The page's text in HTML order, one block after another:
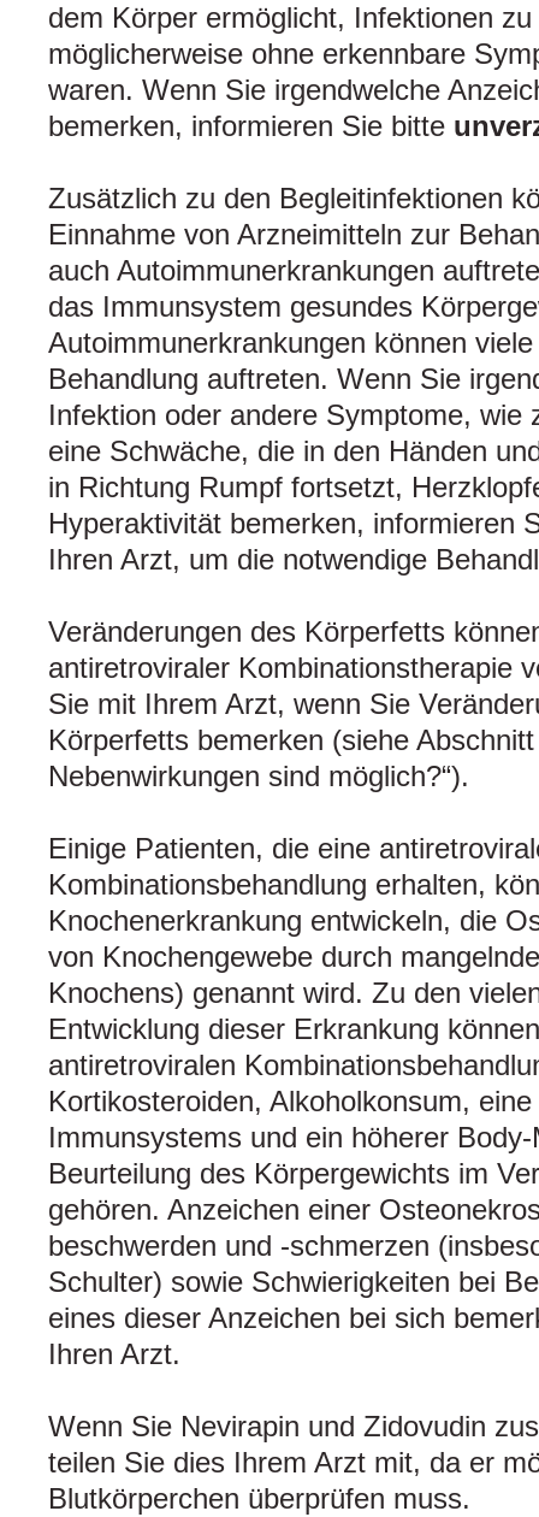
dem Körper ermöglicht, Infektionen
möglicherweise ohne erkennbare
waren. Wenn Sie irgendwelche
bemerken, informieren Sie bitte
Zusätzlich zu den Begleitinfektionen
Einnahme von Arzneimitteln zur
auch Autoimmunerkrankungen
das Immunsystem gesundes
Autoimmunerkrankungen können
Behandlung auftreten. Wenn Sie
Infektion oder andere Symptome, wie
eine Schwäche, die in den Händen
in Richtung Rumpf fortsetzt,
Hyperaktivität bemerken, informieren
Ihren Arzt, um die notwendige
Veränderungen des Körperfetts
antiretroviraler Kombinationstherapie
Sie mit Ihrem Arzt, wenn Sie
Körperfetts bemerken (siehe
Nebenwirkungen sind möglich?“).
Einige Patienten, die eine
Kombinationsbehandlung erhalten,
Knochenerkrankung entwickeln, die
von Knochengewebe durch
Knochens) genannt wird. Zu den
Entwicklung dieser Erkrankung
antiretroviralen
Kortikosteroiden, Alkoholkonsum,
Immunsystems und ein höherer
Beurteilung des Körpergewichts im
gehören. Anzeichen einer
beschwerden und -schmerzen
Schulter) sowie Schwierigkeiten bei
eines dieser Anzeichen bei sich
Ihren Arzt.
Wenn Sie Nevirapin und Zidovudin
teilen Sie dies Ihrem Arzt mit, da er
Blutkörperchen überprüfen muss.